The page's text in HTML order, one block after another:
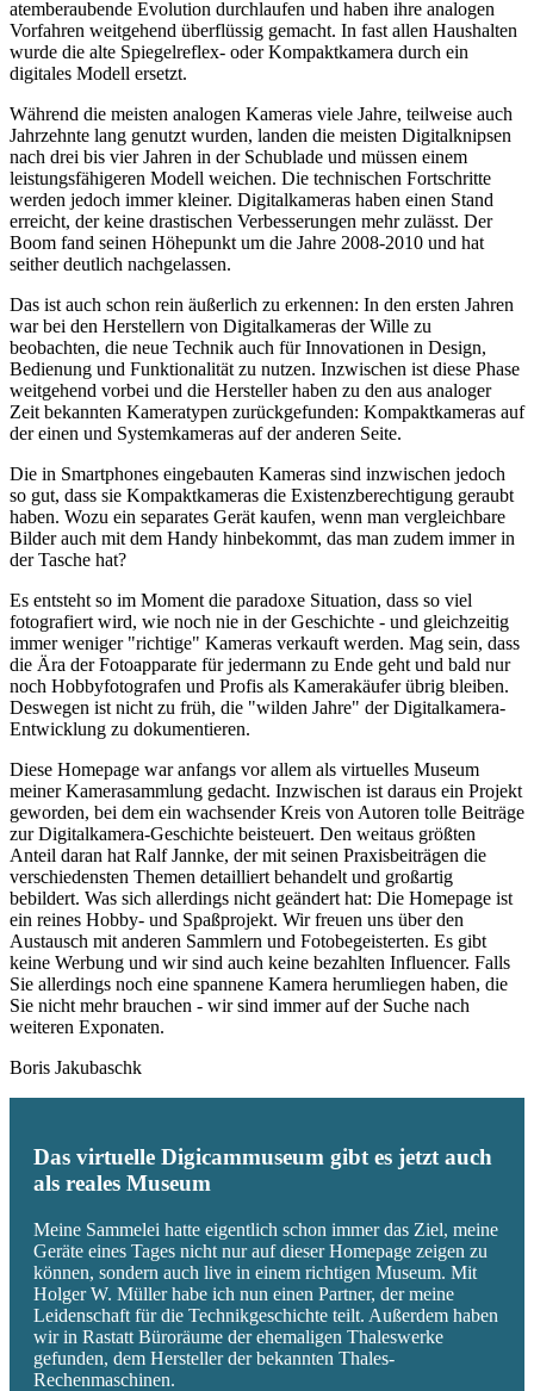
atemberaubende Evolution durchlaufen und haben ihre analogen
Vorfahren weitgehend überflüssig gemacht. In fast allen Haushalten
wurde die alte Spiegelreflex- oder Kompaktkamera durch ein
digitales Modell ersetzt.
Während die meisten analogen Kameras viele Jahre, teilweise auch
Jahrzehnte lang genutzt wurden, landen die meisten Digitalknipsen
nach drei bis vier Jahren in der Schublade und müssen einem
leistungsfähigeren Modell weichen. Die technischen Fortschritte
werden jedoch immer kleiner. Digitalkameras haben einen Stand
erreicht, der keine drastischen Verbesserungen mehr zulässt. Der
Boom fand seinen Höhepunkt um die Jahre 2008-2010 und hat
seither deutlich nachgelassen.
Das ist auch schon rein äußerlich zu erkennen: In den ersten Jahren
war bei den Herstellern von Digitalkameras der Wille zu
beobachten, die neue Technik auch für Innovationen in Design,
Bedienung und Funktionalität zu nutzen. Inzwischen ist diese Phase
weitgehend vorbei und die Hersteller haben zu den aus analoger
Zeit bekannten Kameratypen zurückgefunden: Kompaktkameras auf
der einen und Systemkameras auf der anderen Seite.
Die in Smartphones eingebauten Kameras sind inzwischen jedoch
so gut, dass sie Kompaktkameras die Existenzberechtigung geraubt
haben. Wozu ein separates Gerät kaufen, wenn man vergleichbare
Bilder auch mit dem Handy hinbekommt, das man zudem immer in
der Tasche hat?
Es entsteht so im Moment die paradoxe Situation, dass so viel
fotografiert wird, wie noch nie in der Geschichte - und gleichzeitig
immer weniger "richtige" Kameras verkauft werden. Mag sein, dass
die Ära der Fotoapparate für jedermann zu Ende geht und bald nur
noch Hobbyfotografen und Profis als Kamerakäufer übrig bleiben.
Deswegen ist nicht zu früh, die "wilden Jahre" der Digitalkamera-
Entwicklung zu dokumentieren.
Diese Homepage war anfangs vor allem als virtuelles Museum
meiner Kamerasammlung gedacht. Inzwischen ist daraus ein Projekt
geworden, bei dem ein wachsender Kreis von Autoren tolle Beiträge
zur Digitalkamera-Geschichte beisteuert. Den weitaus größten
Anteil daran hat Ralf Jannke, der mit seinen Praxisbeiträgen die
verschiedensten Themen detailliert behandelt und großartig
bebildert. Was sich allerdings nicht geändert hat: Die Homepage ist
ein reines Hobby- und Spaßprojekt. Wir freuen uns über den
Austausch mit anderen Sammlern und Fotobegeisterten. Es gibt
keine Werbung und wir sind auch keine bezahlten Influencer. Falls
Sie allerdings noch eine spannene Kamera herumliegen haben, die
Sie nicht mehr brauchen - wir sind immer auf der Suche nach
weiteren Exponaten.
Boris Jakubaschk
Das virtuelle Digicammuseum gibt es jetzt auch
als reales Museum
Meine Sammelei hatte eigentlich schon immer das Ziel, meine
Geräte eines Tages nicht nur auf dieser Homepage zeigen zu
können, sondern auch live in einem richtigen Museum. Mit
Holger W. Müller habe ich nun einen Partner, der meine
Leidenschaft für die Technikgeschichte teilt. Außerdem haben
wir in Rastatt Büroräume der ehemaligen Thaleswerke
gefunden, dem Hersteller der bekannten Thales-
Rechenmaschinen.